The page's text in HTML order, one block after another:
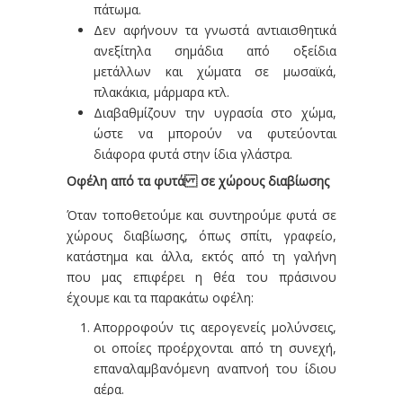
πάτωμα.
Δεν αφήνουν τα γνωστά αντιαισθητικά
ανεξίτηλα σημάδια από οξείδια
μετάλλων και χώματα σε μωσαϊκά,
πλακάκια, μάρμαρα κτλ.
Διαβαθμίζουν την υγρασία στο χώμα,
ώστε να μπορούν να φυτεύονται
διάφορα φυτά στην ίδια γλάστρα.
Οφέλη από τα φυτά σε χώρους διαβίωσης
Όταν τοποθετούμε και συντηρούμε φυτά σε
χώρους διαβίωσης, όπως σπίτι, γραφείο,
κατάστημα και άλλα, εκτός από τη γαλήνη
που μας επιφέρει η θέα του πράσινου
έχουμε και τα παρακάτω οφέλη:
Απορροφούν τις αερογενείς μολύνσεις,
οι οποίες προέρχονται από τη συνεχή,
επαναλαμβανόμενη αναπνοή του ίδιου
αέρα.